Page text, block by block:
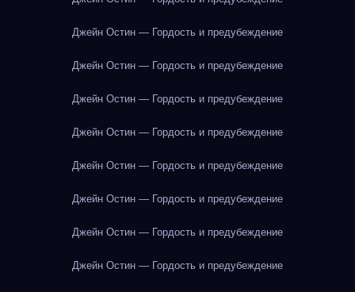
Джейн Остин — Гордость и предубеждение
Джейн Остин — Гордость и предубеждение
Джейн Остин — Гордость и предубеждение
Джейн Остин — Гордость и предубеждение
Джейн Остин — Гордость и предубеждение
Джейн Остин — Гордость и предубеждение
Джейн Остин — Гордость и предубеждение
Джейн Остин — Гордость и предубеждение